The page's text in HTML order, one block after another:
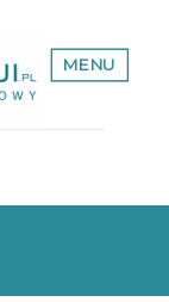
MENU